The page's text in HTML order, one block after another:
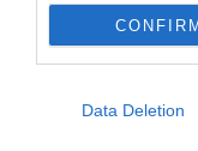
Data Deletion